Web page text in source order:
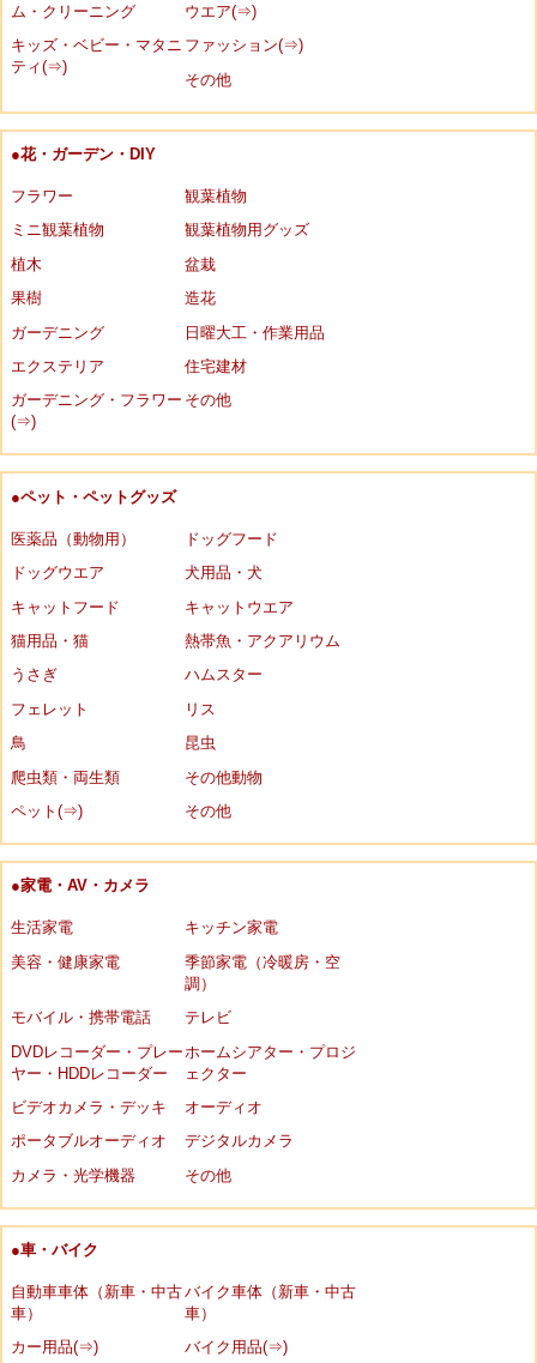
ム・クリーニング
ウエア(⇒)
キッズ・ベビー・マタニ
ティ(⇒)
ファッション(⇒)
その他
●花・ガーデン・DIY
フラワー
観葉植物
ミニ観葉植物
観葉植物用グッズ
植木
盆栽
果樹
造花
ガーデニング
日曜大工・作業用品
エクステリア
住宅建材
ガーデニング・フラワー
(⇒)
その他
●ペット・ペットグッズ
医薬品（動物用）
ドッグフード
ドッグウエア
犬用品・犬
キャットフード
キャットウエア
猫用品・猫
熱帯魚・アクアリウム
うさぎ
ハムスター
フェレット
リス
鳥
昆虫
爬虫類・両生類
その他動物
ペット(⇒)
その他
●家電・AV・カメラ
生活家電
キッチン家電
美容・健康家電
季節家電（冷暖房・空
調）
モバイル・携帯電話
テレビ
DVDレコーダー・プレー
ヤー・HDDレコーダー
ホームシアター・プロジ
ェクター
ビデオカメラ・デッキ
オーディオ
ポータブルオーディオ
デジタルカメラ
カメラ・光学機器
その他
●車・バイク
自動車車体（新車・中古
車）
バイク車体（新車・中古
車）
カー用品(⇒)
バイク用品(⇒)